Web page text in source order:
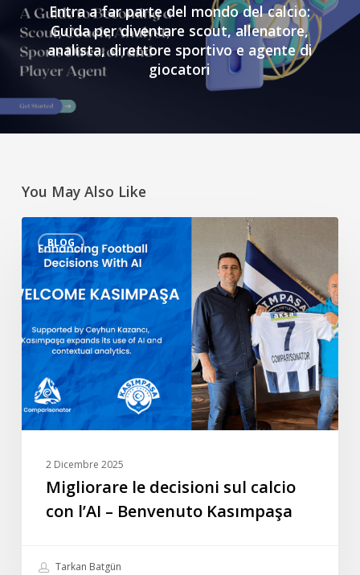
Entra a far parte del mondo del calcio:
Guida per diventare scout, allenatore,
analista, direttore sportivo e agente di
giocatori
You May Also Like
BLOG
Migliorare
le
decisioni
sul
con
Benvenuto
Kasımpaşa
2 Dicembre 2025
Migliorare le decisioni sul calcio
con l’AI – Benvenuto Kasımpaşa
Tarkan Batgün